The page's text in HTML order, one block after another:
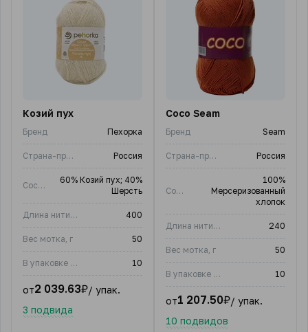
Козий пух
Бренд Пехорка
Страна-производитель Россия
Состав
60% Козий пух; 40%
Шерсть
Длина нити, м 400
Вес мотка, г 50
В упаковке (шт) 10
от2 039.63₽/ упак.
3 подвида
Coco Seam
Бренд Seam
Страна-производитель Россия
Состав
100%
Мерсеризованный
хлопок
Длина нити, м 240
Вес мотка, г 50
В упаковке (шт) 10
от1 207.50₽/ упак.
10 подвидов